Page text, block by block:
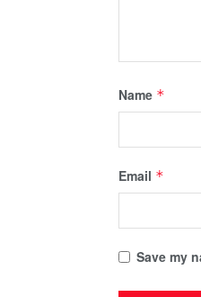
Name *
Email *
Save my